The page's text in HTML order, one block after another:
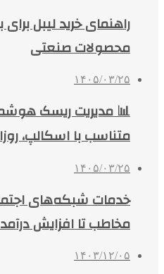
راهنمای خرید لیبل
محصولات صنعتی
۱۴۰۵/۰۳/۲۵
📊 مدیریت ریسک
متناسب با اسکالپ،
۱۴۰۵/۰۳/۲۵
مخاطب تا افزایش
۱۴۰۳/۱۲/۰۵